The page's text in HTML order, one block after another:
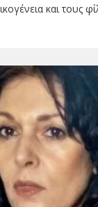
και τους